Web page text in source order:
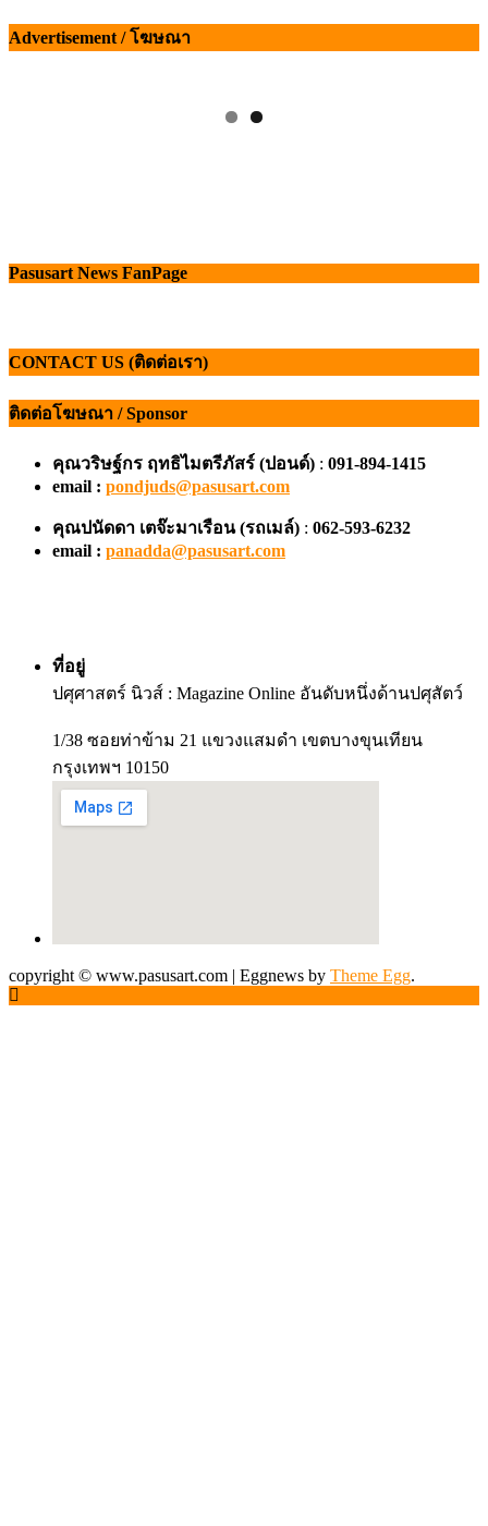
Advertisement / โฆษณา
Pasusart News FanPage
CONTACT US (ติดต่อเรา)
ติดต่อโฆษณา / Sponsor
คุณวริษฐ์กร ฤทธิไมตรีภัสร์ (ปอนด์) : 091-894-1415
email : pondjuds@pasusart.com
คุณปนัดดา เตจ๊ะมาเรือน (รถเมล์) : 062-593-6232
email : panadda@pasusart.com
ที่อยู่
ปศุศาสตร์ นิวส์ : Magazine Online อันดับหนึ่งด้านปศุสัตว์
1/38 ซอยท่าข้าม 21 แขวงแสมดำ เขตบางขุนเทียน
กรุงเทพฯ 10150
copyright © www.pasusart.com | Eggnews by Theme Egg.